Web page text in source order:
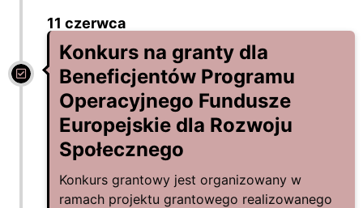
11 czerwca
Konkurs na granty dla
Beneficjentów Programu
Operacyjnego Fundusze
Europejskie dla Rozwoju
Społecznego
Konkurs grantowy jest organizowany w
ramach projektu grantowego realizowanego